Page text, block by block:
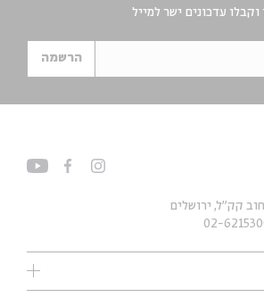
וקבלו עדכונים ישר למייל
הרשמה
02-